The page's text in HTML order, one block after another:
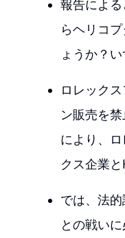
報告によ
らヘリコ
ょうか？
ロレック
ン販売を
により、
クス企業
では、法
との戦い